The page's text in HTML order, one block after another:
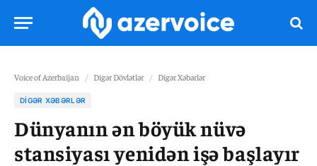
Voice of Azerbaijan / Digər Dövlətlər / Digər Xəbərlər
DIGƏR XƏBƏRLƏR
Dünyanın ən böyük nüvə
stansiyası yenidən işə başlayır